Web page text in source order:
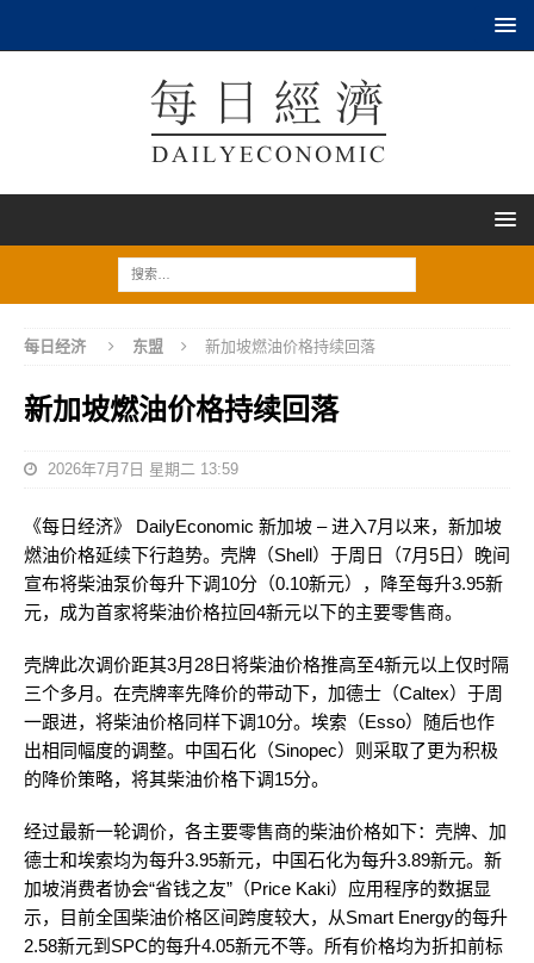
每日经济 东盟 新加坡燃油价格持续回落
新加坡燃油价格持续回落
2026年7月7日 星期二 13:59
《每日经济》 DailyEconomic 新加坡 – 进入7月以来，新加坡
燃油价格延续下行趋势。壳牌（Shell）于周日（7月5日）晚间
宣布将柴油泵价每升下调10分（0.10新元），降至每升3.95新
元，成为首家将柴油价格拉回4新元以下的主要零售商。
壳牌此次调价距其3月28日将柴油价格推高至4新元以上仅时隔
三个多月。在壳牌率先降价的带动下，加德士（Caltex）于周
一跟进，将柴油价格同样下调10分。埃索（Esso）随后也作
出相同幅度的调整。中国石化（Sinopec）则采取了更为积极
的降价策略，将其柴油价格下调15分。
经过最新一轮调价，各主要零售商的柴油价格如下：壳牌、加
德士和埃索均为每升3.95新元，中国石化为每升3.89新元。新
加坡消费者协会“省钱之友”（Price Kaki）应用程序的数据显
示，目前全国柴油价格区间跨度较大，从Smart Energy的每升
2.58新元到SPC的每升4.05新元不等。所有价格均为折扣前标